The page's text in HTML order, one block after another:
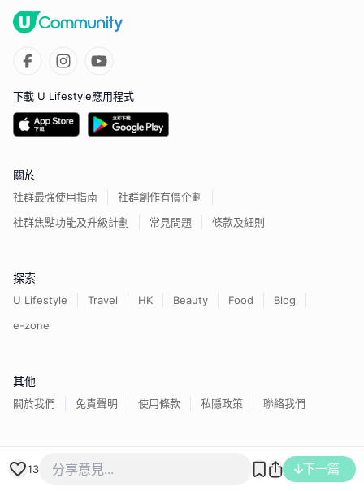
13 下一篇
下載 U Lifestyle應用程式
關於
社群最強使用指南
社群創作有價企劃
社群焦點功能及升級計劃
常見問題 條款及細則
探索
U Lifestyle Travel HK Beauty Food
Blog
e-zone
其他
關於我們 免責聲明 使用條款 私隱政策 聯絡我們
香港經濟日報版權所有©